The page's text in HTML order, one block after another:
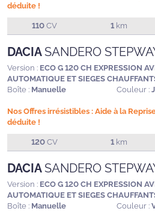
déduite !
110 CV 1 km
DACIASANDERO
Version : ECO G 120 CH EXPRESSION
AUTOMATIQUE ET SIEGES
Boîte : Manuelle Couleur :
Nos Offres irrésistibles : Aide à la
déduite !
120 CV 1 km
DACIASANDERO
Version : ECO G 120 CH EXPRESSION
AUTOMATIQUE ET SIEGES
Boîte : Manuelle Couleur :